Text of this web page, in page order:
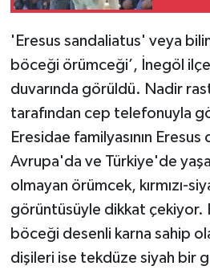
'Eresus sandaliatus' veya
böceği örümceği’, İnegöl
duvarında görüldü. Nadir
tarafından cep telefonuyla
Eresidae familyasının
Avrupa'da ve Türkiye'de
olmayan örümcek, kırmızı-
görüntüsüyle dikkat çekiyor.
böceği desenli karna sahip
dişileri ise tekdüze siyah bir